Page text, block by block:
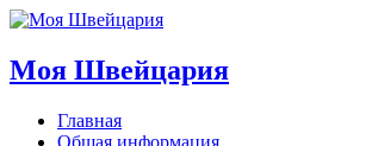
Моя Швейцария
Главная
Общая информация